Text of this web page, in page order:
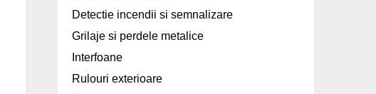
Detectie incendii si semnalizare
Grilaje si perdele metalice
Interfoane
Rulouri exterioare